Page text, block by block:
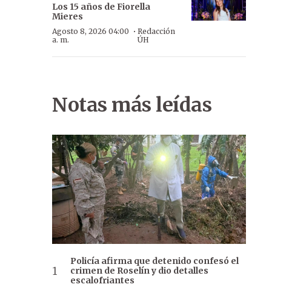
Los 15 años de Fiorella
Mieres
Agosto 8, 2026 04:00
a. m.
· Redacción
ÚH
Notas más leídas
Policía afirma que detenido confesó el
crimen de Roselín y dio detalles
escalofriantes